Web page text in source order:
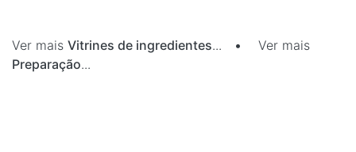
Ver mais Vitrines de ingredientes... • Ver mais
Preparação...